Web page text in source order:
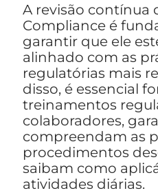
A revisão contínua
Compliance é
garantir que ele
alinhado com as
regulatórias mais
disso, é essencial
treinamentos
colaboradores,
compreendam as
procedimentos
saibam como
atividades diárias.